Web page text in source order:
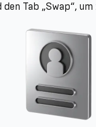
Tab „Swap“, um